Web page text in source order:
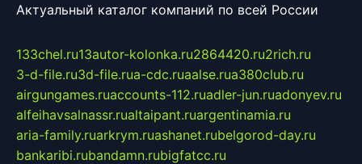
Актуальный каталог компаний по всей России
133chel.ru13autor-kolonka.ru2864420.ru2rich.ru
3-d-file.ru3d-file.rua-cdc.ruaalse.rua380club.ru
airgungames.ruaccounts-112.ruadler-jun.ruadonyev.ru
alfeihavsalnassr.rualtaipant.ruargentinamia.ru
aria-family.ruarkrym.ruashanet.rubelgorod-day.ru
bankaribi.rubandamn.rubigfatcc.ru